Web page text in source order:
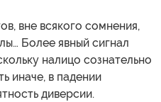
вне всякого сомнения,
Более явный сигнал
налицо сознательно
иначе, в падении
диверсии.